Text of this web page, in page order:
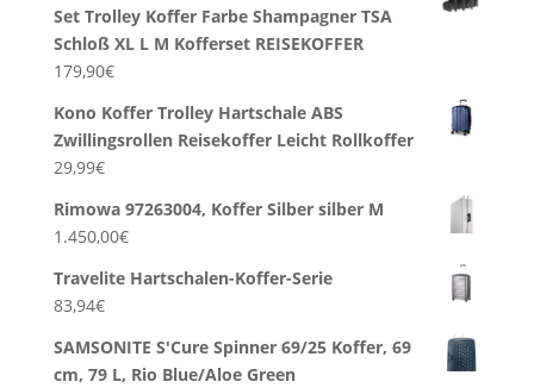
Set Trolley Koffer Farbe Shampagner TSA
Schloß XL L M Kofferset REISEKOFFER
179,90€
Kono Koffer Trolley Hartschale ABS
Zwillingsrollen Reisekoffer Leicht Rollkoffer
29,99€
Rimowa 97263004, Koffer Silber silber M
1.450,00€
Travelite Hartschalen-Koffer-Serie
83,94€
SAMSONITE S'Cure Spinner 69/25 Koffer, 69
cm, 79 L, Rio Blue/Aloe Green